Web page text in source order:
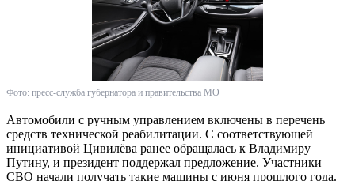
Фото: пресс-служба губернатора и правительства МО
Автомобили с ручным управлением включены в перечень
средств технической реабилитации. С соответствующей
инициативой Цивилёва ранее обращалась к Владимиру
Путину, и президент поддержал предложение. Участники
СВО начали получать такие машины с июня прошлого года.